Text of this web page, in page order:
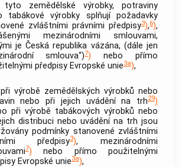
tyto zemědělské výrobky, potraviny
tabákové výrobky splňují požadavky
zvláštními právními předpisy3),6),
mezinárodními smlouvami,
je Česká republika vázána, (dále jen
smlouva“)7) nebo přímo
předpisy Evropské unie3a),
výrobě zemědělských výrobků nebo
nebo při jejich uvádění na trh29)
při výrobě tabákových výrobků nebo
distribuci nebo uvádění na trh jsou
podmínky stanovené zvláštními
předpisy3), mezinárodními
7) nebo přímo použitelnými
Evropské unie3a),